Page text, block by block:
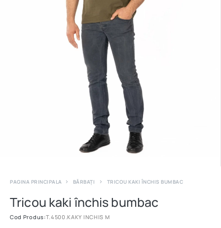
PAGINA PRINCIPALA BĂRBAȚI TRICOU KAKI ÎNCHIS BUMBAC
Tricou kaki închis bumbac
Cod Produs:T.4500.KAKY INCHIS M